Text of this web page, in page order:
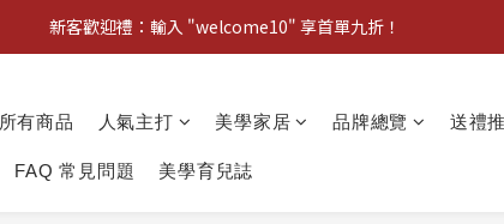
新客歡迎禮：輸入 "welcome10" 享首單九折！
新客歡迎禮：輸入 "welcome10" 享首單九折！
新客歡迎禮：輸入 "welcome10" 享首單九折！
所有商品 人氣主打 美學家居 品牌總覽 送禮
FAQ 常見問題 美學育兒誌